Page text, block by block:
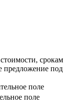
срокам
предложение под
поле
поле